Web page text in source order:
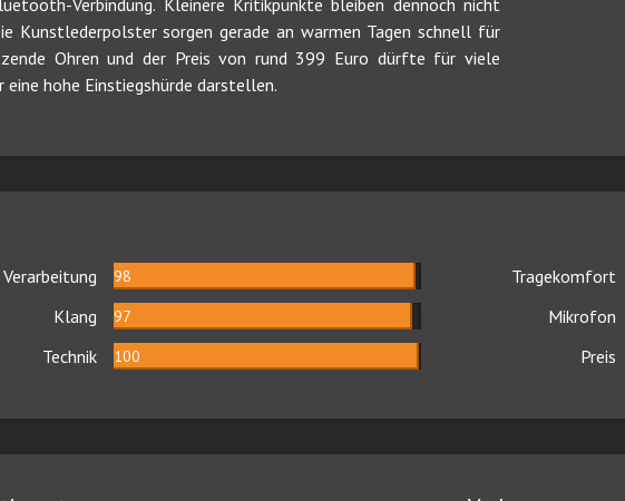
Verbindung. Kleinere Kritikpunkte bleiben dennoch nicht
Kunstlederpolster sorgen gerade an warmen Tagen schnell für
Ohren und der Preis von rund 399 Euro dürfte für viele
eine hohe Einstiegshürde darstellen.
Verarbeitung 98
Klang 97
Technik 100
Tragekomfort
Mikrofon
Preis